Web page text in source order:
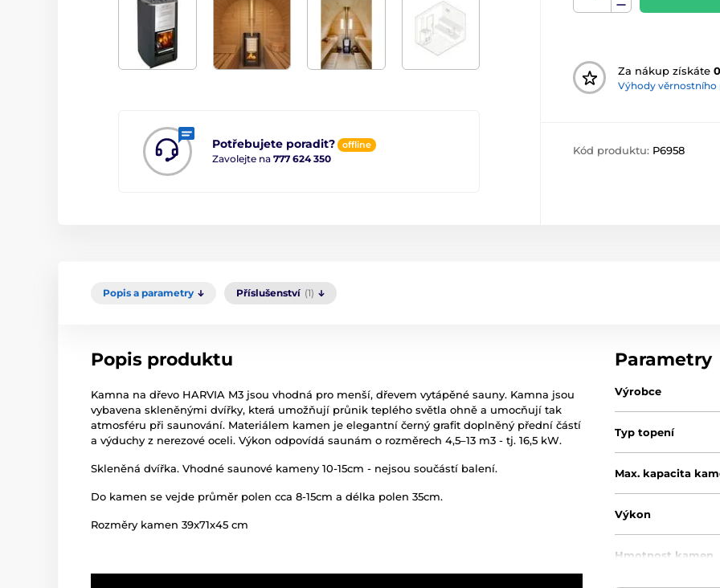
Potřebujete poradit? offline
Zavolejte na 777 624 350
Za nákup získáte
Výhody věrnostního
Kód produktu: P6958
Popis a parametry Příslušenství (1)
Popis produktu
Kamna na dřevo HARVIA M3 jsou vhodná pro menší, dřevem vytápěné sauny. Kamna jsou
vybavena skleněnými dvířky, která umožňují průnik teplého světla ohně a umocňují tak
atmosféru při saunování. Materiálem kamen je elegantní černý grafit doplněný přední částí
a výduchy z nerezové oceli. Výkon odpovídá saunám o rozměrech 4,5–13 m3 - tj. 16,5 kW.
Skleněná dvířka. Vhodné saunové kameny 10-15cm - nejsou součástí balení.
Do kamen se vejde průměr polen cca 8-15cm a délka polen 35cm.
Rozměry kamen 39x71x45 cm
Parametry
Výrobce
Typ topení
Max. kapacita
Výkon
Hmotnost kamen